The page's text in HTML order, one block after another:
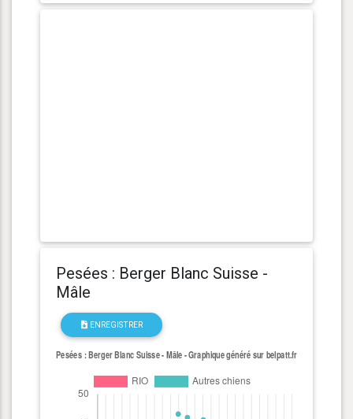
Pesées : Berger Blanc Suisse -
Mâle
ENREGISTRER